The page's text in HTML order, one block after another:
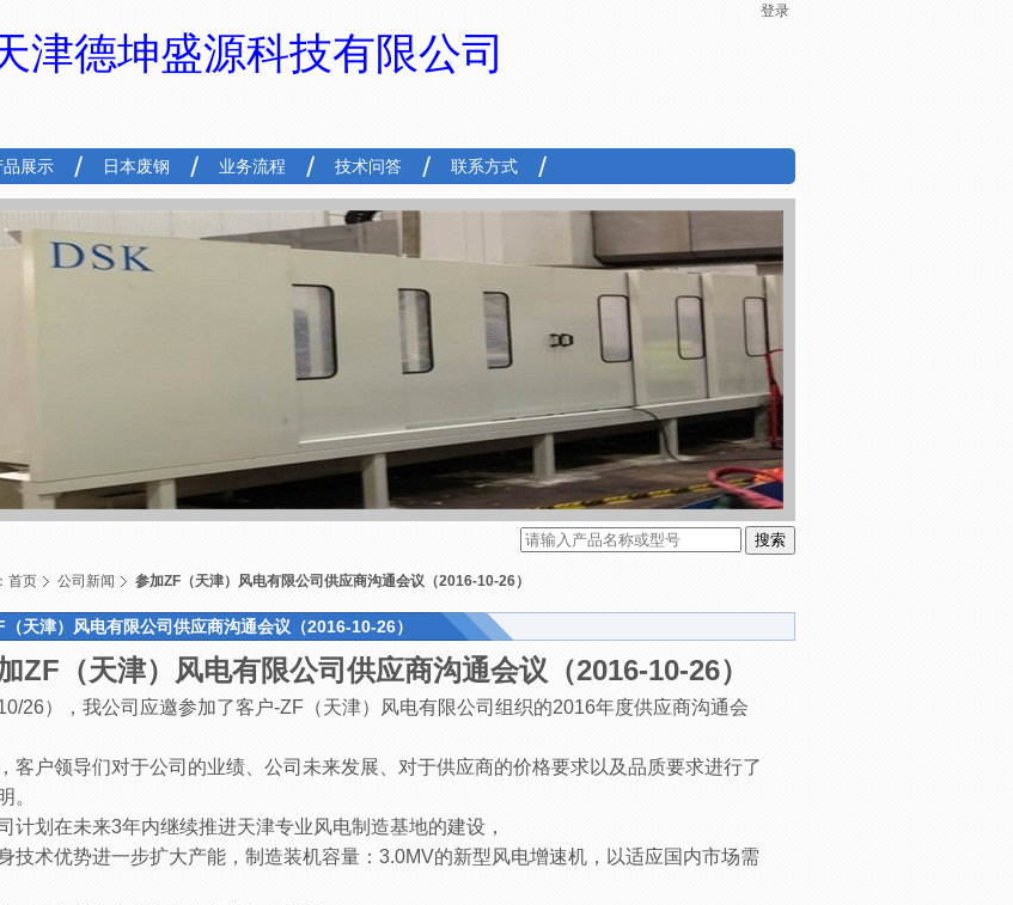
登录
津德坤盛源科技有限公司
品展示 日本废钢 业务流程 技术问答 联系方式
首页 公司新闻 参加ZF（天津）风电有限公司供应商沟通会议（2016-10-26）
（天津）风电有限公司供应商沟通会议（2016-10-26）
ZF（天津）风电有限公司供应商沟通会议（2016-10-26）
26），我公司应邀参加了客户-ZF（天津）风电有限公司组织的2016年度供应商沟通会
客户领导们对于公司的业绩、公司未来发展、对于供应商的价格要求以及品质要求进行了
。
计划在未来3年内继续推进天津专业风电制造基地的建设，
技术优势进一步扩大产能，制造装机容量：3.0MV的新型风电增速机，以适应国内市场需